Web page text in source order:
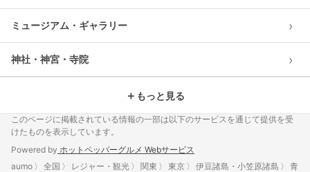
ミュージアム・ギャラリー ›
神社・神宮・寺院 ›
＋ もっと見る
このページに掲載されている情報の一部は以下のサービスを通じて提供を受
けたものを表示しています。
Powered by ホットペッパーグルメ Webサービス
aumo
全国 レジャー・観光 関東 東京 伊豆諸島・小笠原諸島
青